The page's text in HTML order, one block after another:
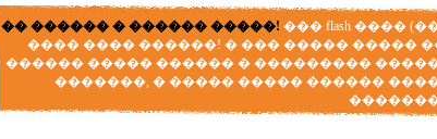
�� ������ � ������ �����! ��� flash ����
���� ���� ������! � ��� ����� �����
������ ����� ������ � ���������
�������, � ����� ����� ������